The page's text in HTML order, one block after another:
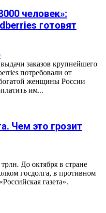
человек»:
готовят
заказов крупнейшего
потребовали от
женщины России
им...
Чем это грозит
До октября в стране
госдолга, в противном
газета».